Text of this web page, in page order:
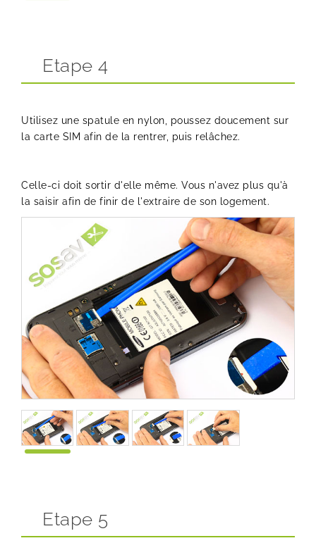
Etape 4
Utilisez une spatule en nylon, poussez doucement sur
la carte SIM afin de la rentrer, puis relâchez.
Celle-ci doit sortir d'elle même. Vous n'avez plus qu'à
la saisir afin de finir de l'extraire de son logement.
Etape 5